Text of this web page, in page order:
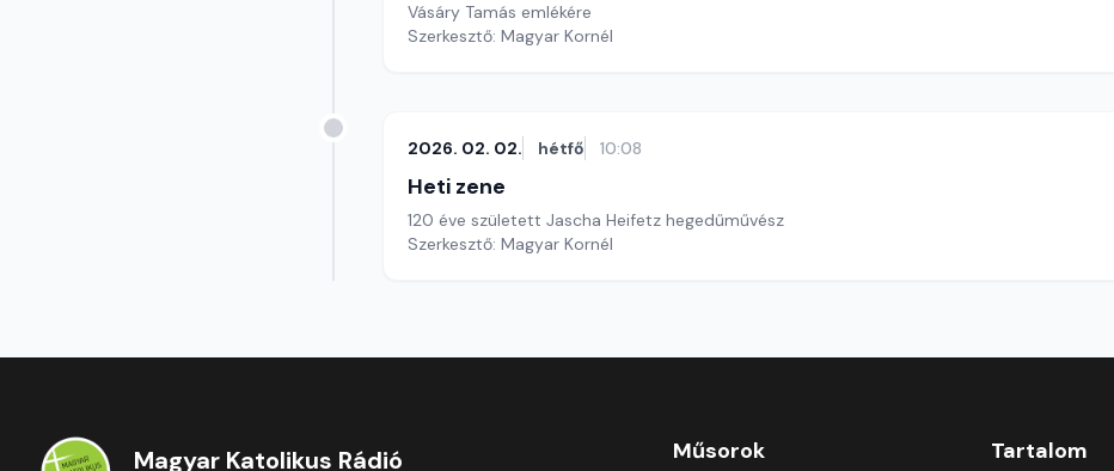
Vásáry Tamás emlékére
Szerkesztő: Magyar Kornél
2026. 02. 02. hétfő 10:08
Heti zene
120 éve született Jascha Heifetz hegedűművész
Szerkesztő: Magyar Kornél
Magyar Katolikus Rádió Műsorok Tartalom